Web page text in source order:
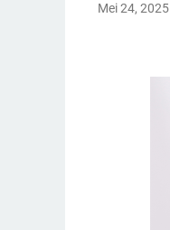
Mei 24, 2025